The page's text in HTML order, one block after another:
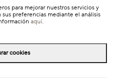
para mejorar nuestros servicios y
preferencias mediante el análisis
aquí.
cookies